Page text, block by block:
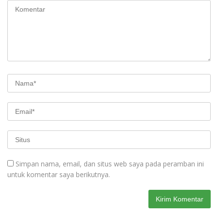
Simpan nama, email, dan situs web saya pada peramban ini
untuk komentar saya berikutnya.